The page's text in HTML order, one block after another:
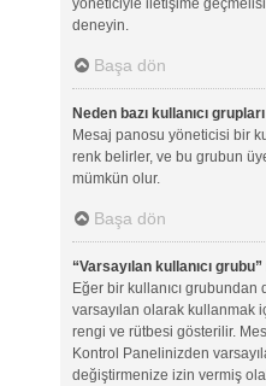
yöneticiyle iletişime
deneyin.
Başa dön
Neden bazı kullanıcı
Mesaj panosu yöneticisi bir
renk belirler, ve bu grubun
mümkün olur.
Başa dön
“Varsayılan kullanıcı
Eğer bir kullanıcı grubundan
varsayılan olarak kullanmak
rengi ve rütbesi gösterilir.
Kontrol Panelinizden
değiştirmenize izin vermiş